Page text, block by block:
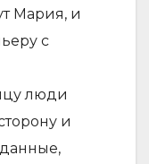
Мария, и
с
люди
и